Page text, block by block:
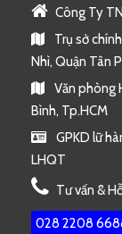
Công Ty
Trụ sở
Nhì, Quận Tân
Văn phòng
Bình, Tp.HCM
GPKD lữ
LHQT
Tư vấn &
028 2208